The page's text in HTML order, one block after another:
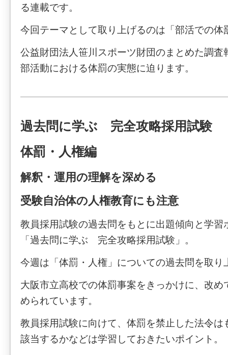
る連載です。
今回テーマとして取り上げるのは「部活での体
公益財団法人笹川スポーツ財団のまとめた調査
部活動における体罰の実態に迫ります。
過去問に学ぶ 完全攻略採用試験
体罰・人権編
解釈・運用の理解を深める
受験自治体の人権教育にも注意
教員採用試験の過去問をもとに出題傾向と学習
「過去問に学ぶ 完全攻略採用試験」。
今週は「体罰・人権」についての過去問を取り
大阪市立高校での体罰事案をきっかけに、改め
められています。
教員採用試験に向けて、体罰を禁止した法令は
該当するかなどは学習しておきたいポイント。